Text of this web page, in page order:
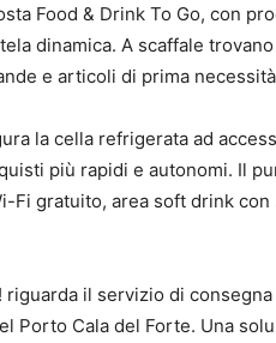
Food & Drink To Go, con
dinamica. A scaffale
e articoli di prima
la cella refrigerata ad
più rapidi e autonomi. Il
Fi gratuito, area soft drink
riguarda il servizio di
Porto Cala del Forte. Una